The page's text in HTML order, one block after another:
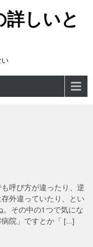
しいと
呼び方が違ったり、逆
外違っていたり、とい
。その中の1つで気にな
院」ですとか「 […]